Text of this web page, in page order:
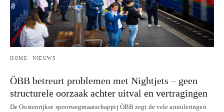
HOME NIEUWS
ÖBB betreurt problemen met Nightjets – geen
structurele oorzaak achter uitval en vertragingen
De Oostenrijkse spoorwegmaatschappij ÖBB zegt de vele annuleringen